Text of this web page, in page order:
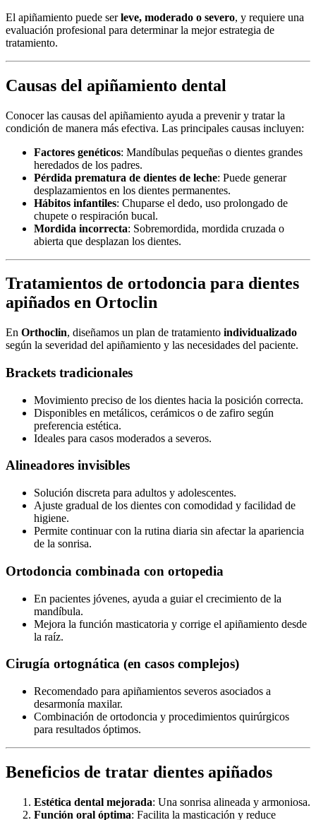
El apiñamiento puede serleve, moderado o severo, y requiere una
evaluación profesional para determinar la mejor estrategia de
tratamiento.
Causas del apiñamiento dental
Conocer las causas del apiñamiento ayuda a prevenir y tratar la
condición de manera más efectiva. Las principales causas incluyen:
Factores genéticos: Mandíbulas pequeñas o dientes grandes
heredados de los padres.
Pérdida prematura de dientes de leche: Puede generar
desplazamientos en los dientes permanentes.
Hábitos infantiles: Chuparse el dedo, uso prolongado de
chupete o respiración bucal.
Mordida incorrecta: Sobremordida, mordida cruzada o
abierta que desplazan los dientes.
Tratamientos de ortodoncia para dientes
apiñados en Ortoclin
En Orthoclin, diseñamos un plan de tratamiento individualizado
según la severidad del apiñamiento y las necesidades del paciente.
Brackets tradicionales
Movimiento preciso de los dientes hacia la posición correcta.
Disponibles en metálicos, cerámicos o de zafiro según
preferencia estética.
Ideales para casos moderados a severos.
Alineadores invisibles
Solución discreta para adultos y adolescentes.
Ajuste gradual de los dientes con comodidad y facilidad de
higiene.
Permite continuar con la rutina diaria sin afectar la apariencia
de la sonrisa.
Ortodoncia combinada con ortopedia
En pacientes jóvenes, ayuda a guiar el crecimiento de la
mandíbula.
Mejora la función masticatoria y corrige el apiñamiento desde
la raíz.
Cirugía ortognática (en casos complejos)
Recomendado para apiñamientos severos asociados a
desarmonía maxilar.
Combinación de ortodoncia y procedimientos quirúrgicos
para resultados óptimos.
Beneficios de tratar dientes apiñados
Estética dental mejorada: Una sonrisa alineada y armoniosa.
Función oral óptima: Facilita la masticación y reduce